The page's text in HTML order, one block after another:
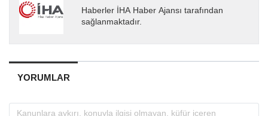
Haberler İHA Haber Ajansı tarafından
sağlanmaktadır.
YORUMLAR